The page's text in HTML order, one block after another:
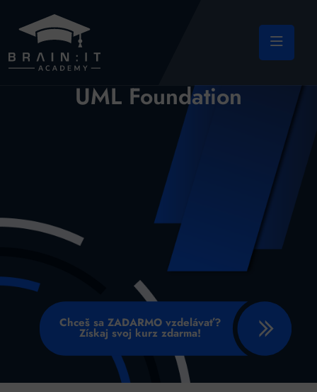
UML Foundation
Chceš sa ZADARMO vzdelávať?
Získaj svoj kurz zdarma!